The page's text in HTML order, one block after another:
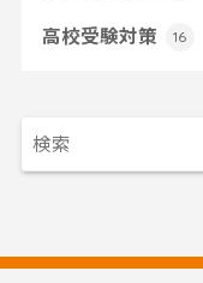
高校受験対策 16